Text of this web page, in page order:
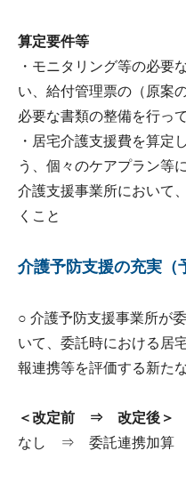
算定要件等
・モニタリング等の必要
い、給付管理票の（原案
必要な書類の整備を行っ
・居宅介護支援費を算定
う、個々のケアプラン等
介護支援事業所において
くこと
介護予防支援の充実（
○ 介護予防支援事業所が
いて、委託時における居
報連携等を評価する新た
＜改定前 ⇒ 改定後＞
なし ⇒ 委託連携加算